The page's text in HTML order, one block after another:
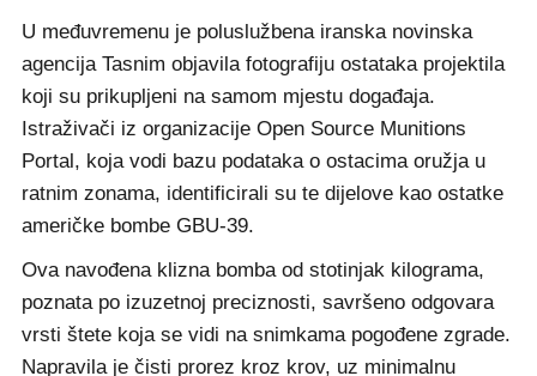
U međuvremenu je poluslužbena iranska novinska
agencija Tasnim objavila fotografiju ostataka projektila
koji su prikupljeni na samom mjestu događaja.
Istraživači iz organizacije Open Source Munitions
Portal, koja vodi bazu podataka o ostacima oružja u
ratnim zonama, identificirali su te dijelove kao ostatke
američke bombe GBU-39.
Ova navođena klizna bomba od stotinjak kilograma,
poznata po izuzetnoj preciznosti, savršeno odgovara
vrsti štete koja se vidi na snimkama pogođene zgrade.
Napravila je čisti prorez kroz krov, uz minimalnu